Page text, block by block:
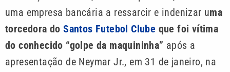
uma empresa bancária a ressarcir e indenizar uma
torcedora doSantos Futebol Clube que foi vítima
do conhecido “golpe da maquininha” após a
apresentação de Neymar Jr., em 31 de janeiro, na